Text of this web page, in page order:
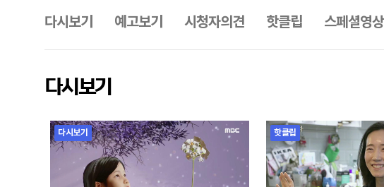
다시보기 예고보기 시청자의견 핫클립 스페셜영상
다시보기
다시보기 핫클립